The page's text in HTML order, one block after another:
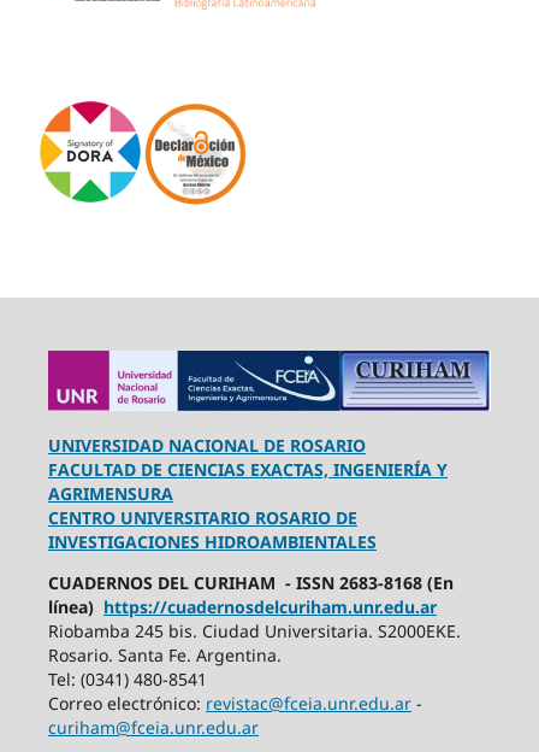
UNIVERSIDAD NACIONAL DE ROSARIO
FACULTAD DE CIENCIAS EXACTAS, INGENIERÍA Y
AGRIMENSURA
CENTRO UNIVERSITARIO ROSARIO DE
INVESTIGACIONES HIDROAMBIENTALES
CUADERNOS DEL CURIHAM - ISSN 2683-8168 (En
línea) https://cuadernosdelcuriham.unr.edu.ar
Riobamba 245 bis. Ciudad Universitaria. S2000EKE.
Rosario. Santa Fe. Argentina.
Tel: (0341) 480-8541
Correo electrónico: revistac@fceia.unr.edu.ar-
curiham@fceia.unr.edu.ar